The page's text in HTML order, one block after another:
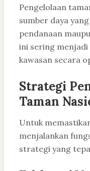
Pengelolaan
sumber daya
pendanaan
ini sering
kawasan secara
Strategi
Taman
Untuk
menjalankan
strategi yang